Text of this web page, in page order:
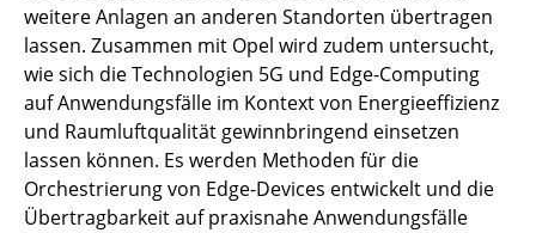
weitere Anlagen an anderen Standorten übertragen
lassen. Zusammen mit Opel wird zudem untersucht,
wie sich die Technologien 5G und Edge-Computing
auf Anwendungsfälle im Kontext von Energieeffizienz
und Raumluftqualität gewinnbringend einsetzen
lassen können. Es werden Methoden für die
Orchestrierung von Edge-Devices entwickelt und die
Übertragbarkeit auf praxisnahe Anwendungsfälle